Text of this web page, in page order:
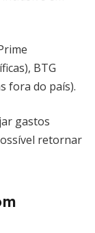
BTG
fora do país).
gastos
retornar